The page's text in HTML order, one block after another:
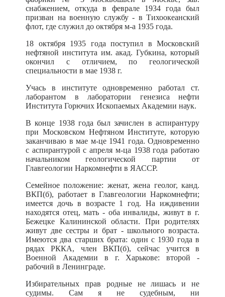
снабжением, откуда в феврале 1934 года был
призван на военную службу - в Тихоокеанский
флот, где служил до октября м-а 1935 года.
18 октября 1935 года поступил в Московский
нефтяной института им. акад. Губкина, который
окончил с отличием, по геологической
специальности в мае 1938 г.
Учась в институте одновременно работал ст.
лаборантом в лаборатории генезиса нефти
Института Горючих Ископаемых Академии наук.
В конце 1938 года был зачислен в аспирантуру
при Московском Нефтяном Институте, которую
заканчиваю в мае м-це 1941 года. Одновременно
с аспирантурой с апреля м-ца 1938 года работаю
начальником геологической партии от
Главгеологии Наркомнефти в ЯАССР.
Семейное положение: женат, жена геолог, канд.
ВКП(б), работает в Главгеологии Наркомнефти;
имеется дочь в возрасте 1 год. На иждивении
находятся отец, мать - оба инвалиды, живут в г.
Бежецке Калининской области. При родителях
живут две сестры и брат - школьного возраста.
Имеются два старших брата: один с 1930 года в
рядах РККА, член ВКП(б), сейчас учится в
Военной Академии в г. Харькове: второй -
рабочий в Ленинграде.
Избирательных прав родные не лишась и не
судимы. Сам я не судебным, ни